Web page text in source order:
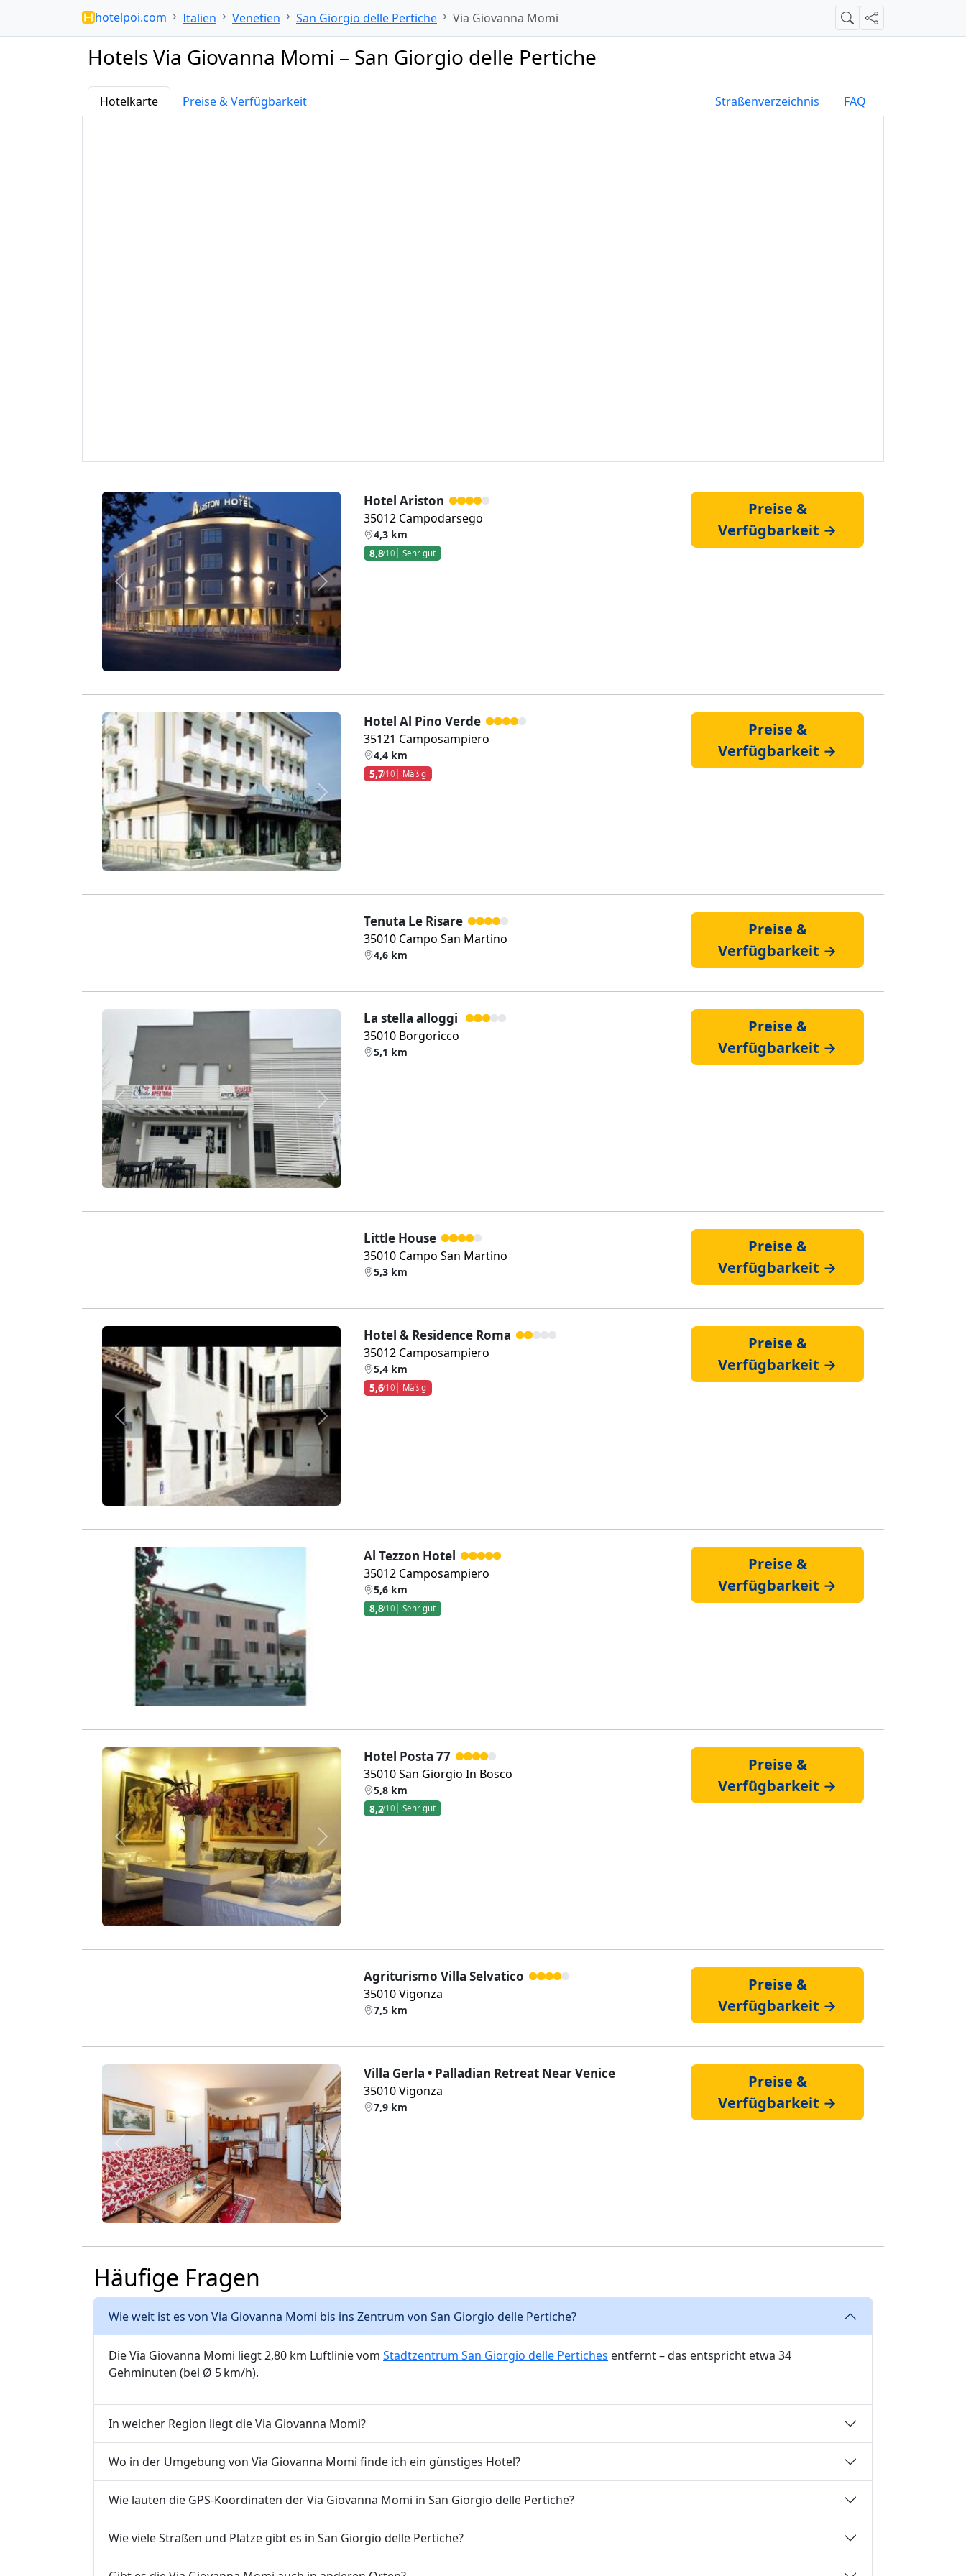
hotelpoi.com Italien Venetien San Giorgio delle Pertiche Via Giovanna Momi SucheTeilen
Hotels Via Giovanna Momi – San Giorgio delle Pertiche
Hotelkarte Preise & Verfügbarkeit Straßenverzeichnis FAQ
Zurück Weiter
Hotel Ariston
35012 Campodarsego
4,3 km
8,8/10 Sehr gut
Preise &
Verfügbarkeit →
Zurück Weiter
Hotel Al Pino Verde
35121 Camposampiero
4,4 km
5,7/10 Mäßig
Preise &
Verfügbarkeit →
Tenuta Le Risare
35010 Campo San Martino
4,6 km
Preise &
Verfügbarkeit →
Zurück Weiter
La stella alloggi
35010 Borgoricco
5,1 km
Preise &
Verfügbarkeit →
Little House
35010 Campo San Martino
5,3 km
Preise &
Verfügbarkeit →
Zurück Weiter
Hotel & Residence Roma
35012 Camposampiero
5,4 km
5,6/10 Mäßig
Preise &
Verfügbarkeit →
Zurück
Al Tezzon Hotel
35012 Camposampiero
5,6 km
8,8/10 Sehr gut
Preise &
Verfügbarkeit →
Zurück Weiter
Hotel Posta 77
35010 San Giorgio In Bosco
5,8 km
8,2/10 Sehr gut
Preise &
Verfügbarkeit →
Agriturismo Villa Selvatico
35010 Vigonza
7,5 km
Preise &
Verfügbarkeit →
Zurück Weiter
Villa Gerla • Palladian Retreat Near Venice
35010 Vigonza
7,9 km
Preise &
Verfügbarkeit →
Häufige Fragen
Wie weit ist es von Via Giovanna Momi bis ins Zentrum von San Giorgio delle Pertiche?
Die Via Giovanna Momi liegt 2,80 km Luftlinie vom Stadtzentrum San Giorgio delle Pertiches entfernt – das entspricht etwa 34
Gehminuten (bei Ø 5 km/h).
In welcher Region liegt die Via Giovanna Momi?
Wo in der Umgebung von Via Giovanna Momi finde ich ein günstiges Hotel?
Wie lauten die GPS-Koordinaten der Via Giovanna Momi in San Giorgio delle Pertiche?
Wie viele Straßen und Plätze gibt es in San Giorgio delle Pertiche?